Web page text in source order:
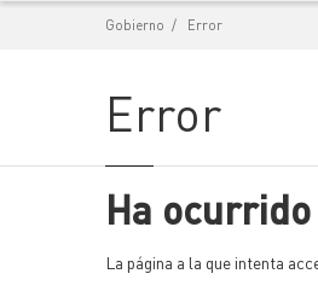
Gobierno Error
Error
Ha
La página a la que intenta